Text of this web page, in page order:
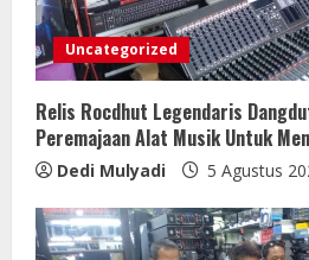
Uncategorized
Relis Rocdhut Legendaris
Peremajaan Alat Musik Untuk
Dedi Mulyadi 5 Agustus